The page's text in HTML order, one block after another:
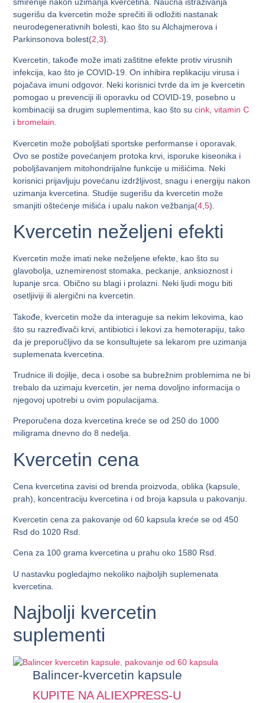
sugerišu da kvercetin može sprečiti ili odložiti nastanak
neurodegenerativnih bolesti, kao što su Alchajmerova i
Parkinsonova bolest(2 ,3).
Kvercetin, takođe može imati zaštitne efekte protiv virusnih
infekcija, kao što je COVID-19. On inhibira replikaciju virusa i
pojačava imuni odgovor. Neki korisnici tvrde da im je kvercetin
pomogao u prevenciji ili oporavku od COVID-19, posebno u
kombinaciji sa drugim suplementima, kao što su cink,vitamin C
i bromelain.
Kvercetin može poboljšati sportske performanse i oporavak.
Ovo se postiže povećanjem protoka krvi, isporuke kiseonika i
poboljšavanjem mitohondrijalne funkcije u mišićima. Neki
korisnici prijavljuju povećanu izdržljivost, snagu i energiju nakon
uzimanja kvercetina. Studije sugerišu da kvercetin može
smanjiti oštećenje mišića i upalu nakon vežbanja(4 ,5).
Kvercetin neželjeni efekti
Kvercetin može imati neke neželjene efekte, kao što su
glavobolja, uznemirenost stomaka, peckanje, anksioznost i
lupanje srca. Obično su blagi i prolazni. Neki ljudi mogu biti
osetljiviji ili alergični na kvercetin.
Takođe, kvercetin može da interaguje sa nekim lekovima, kao
što su razređivači krvi, antibiotici i lekovi za hemoterapiju, tako
da je preporučljivo da se konsultujete sa lekarom pre uzimanja
suplemenata kvercetina.
Trudnice ili dojilje, deca i osobe sa bubrežnim problemima ne bi
trebalo da uzimaju kvercetin, jer nema dovoljno informacija o
njegovoj upotrebi u ovim populacijama.
Preporučena doza kvercetina kreće se od 250 do 1000
miligrama dnevno do 8 nedelja.
Kvercetin cena
Cena kvercetina zavisi od brenda proizvoda, oblika (kapsule,
prah), koncentraciju kvercetina i od broja kapsula u pakovanju.
Kvercetin cena za pakovanje od 60 kapsula kreće se od 450
Rsd do 1020 Rsd.
Cena za 100 grama kvercetina u prahu oko 1580 Rsd.
U nastavku pogledajmo nekoliko najboljih suplemenata
kvercetina.
Najbolji kvercetin
suplementi
Balincer-kvercetin kapsule
KUPITE NA ALIEXPRESS-U